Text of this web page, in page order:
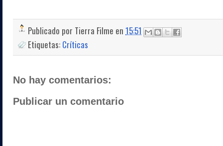
Publicado por Tierra Filme en 15:51
Etiquetas: Críticas
No hay comentarios:
Publicar un comentario